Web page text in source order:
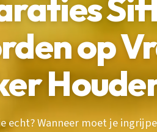
op
echt? Wanneer moet je